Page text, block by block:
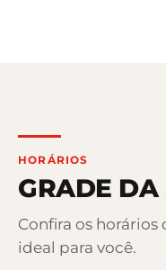
HORÁRIOS
GRADE
Confira os horários
ideal para você.